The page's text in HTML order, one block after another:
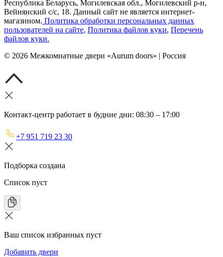
Республика Беларусь, Могилевская обл., Могилевский р-н,
Вейнянский с/с, 18. Данный сайт не является интернет-
магазином. Политика обработки персональных данных
пользователей на сайте, Политика файлов куки, Перечень
файлов куки.
© 2026 Межкомнатные двери «Aurum doors» | Россия
Контакт-центр работает в будние дни: 08:30 – 17:00
+7 951 719 23 30
Подборка создана
Список пуст
Ваш список избранных пуст
Добавить двери